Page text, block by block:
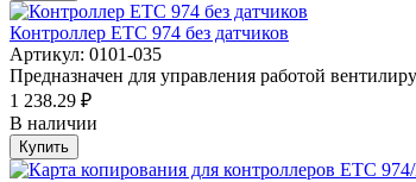
Контроллер ETC 974 без датчиков
Артикул: 0101-035
Предназначен для управления работой
1 238.29 ₽
В наличии
Купить